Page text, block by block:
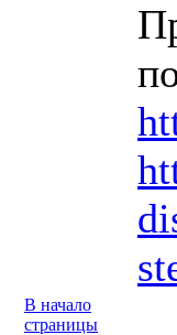
В начало
страницы